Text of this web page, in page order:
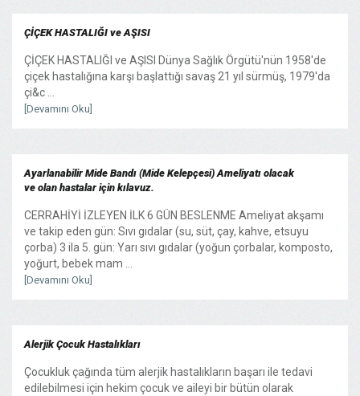
ÇİÇEK HASTALIĞI ve AŞISI
ÇİÇEK HASTALIĞI ve AŞISI Dünya Sağlık Örgütü'nün 1958'de
çiçek hastalığına karşı başlattığı savaş 21 yıl sürmüş, 1979'da
çi&c ...
[Devamını Oku]
Ayarlanabilir Mide Bandı (Mide Kelepçesi) Ameliyatı olacak
ve olan hastalar için kılavuz.
CERRAHİYİ İZLEYEN İLK 6 GÜN BESLENME Ameliyat akşamı
ve takip eden gün: Sıvı gıdalar (su, süt, çay, kahve, etsuyu
çorba) 3 ila 5. gün: Yarı sıvı gıdalar (yoğun çorbalar, komposto,
yoğurt, bebek mam ...
[Devamını Oku]
Alerjik Çocuk Hastalıkları
Çocukluk çağında tüm alerjik hastalıkların başarı ile tedavi
edilebilmesi için hekim çocuk ve aileyi bir bütün olarak